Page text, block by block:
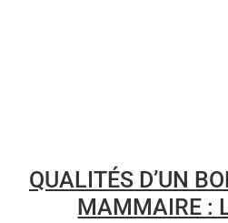
QUALITÉS D’UN
MAMMAIRE :